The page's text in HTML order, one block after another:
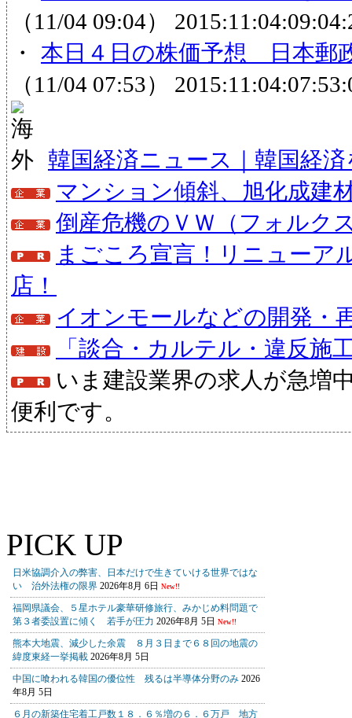
（11/04 09:04）
・ 本日４日の株価予想 日本郵
（11/04 07:53）
韓国経済ニュース｜韓国経
マンション傾斜、旭化成建
倒産危機のＶＷ（フォルク
まごころ宣言！リニューア
店！
イオンモールなどの開発・
「談合・カルテル・違反施
いま建設業界の求人が急増
便利です。
PICK UP